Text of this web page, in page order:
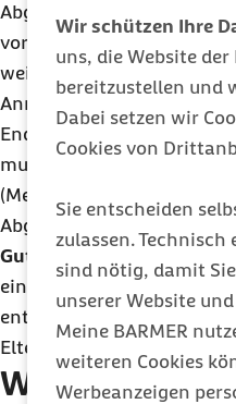
Wir schützen Ihre
uns, die Website der
bereitzustellen und
Dabei setzen wir
Cookies von
Sie entscheiden
zulassen.
sind nötig, damit
unserer Website
Meine BARMER
weiteren Cookies
Werbeanzeigen
Abgabegrund 37 zu
vorübergehenden
weiter bestehender
Anmeldung mit dem
Endet die
muss zusätzlich zum
(Meldung „30“) auch noch
Abgabegrund 37 gemeldet
Gut zu wissen:
eines Minijobs beim selben
entstehen keine
Elternzeit-Meldeverfahren.
Was gilt bei